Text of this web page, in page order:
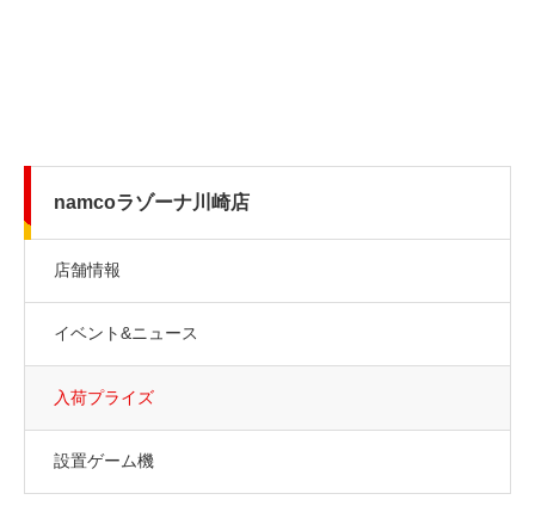
namcoラゾーナ川崎店
店舗情報
イベント&ニュース
入荷プライズ
設置ゲーム機